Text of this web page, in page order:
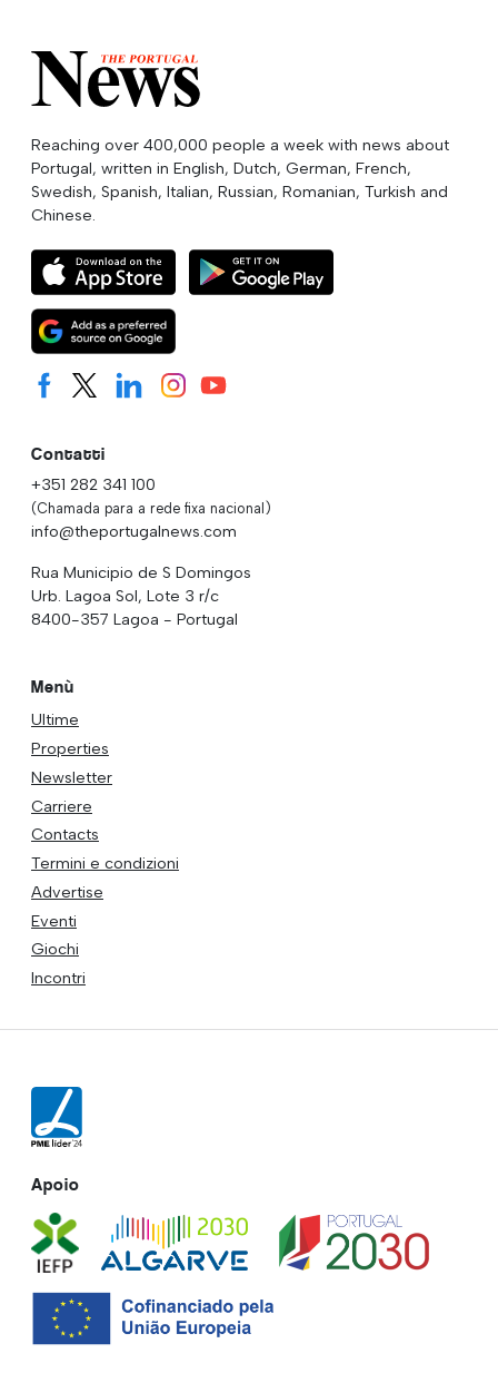
Reaching over 400,000 people a week with news about
Portugal, written in English, Dutch, German, French,
Swedish, Spanish, Italian, Russian, Romanian, Turkish and
Chinese.
Contatti
+351 282 341 100
(Chamada para a rede fixa nacional)
info@theportugalnews.com
Rua Municipio de S Domingos
Urb. Lagoa Sol, Lote 3 r/c
8400-357 Lagoa - Portugal
Menù
Ultime
Properties
Newsletter
Carriere
Contacts
Termini e condizioni
Advertise
Eventi
Giochi
Incontri
Apoio